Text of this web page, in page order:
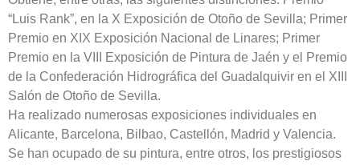
“Luis Rank”, en la X Exposición de Otoño de Sevilla; Primer
Premio en XIX Exposición Nacional de Linares; Primer
Premio en la VIII Exposición de Pintura de Jaén y el Premio
de la Confederación Hidrográfica del Guadalquivir en el XIII
Salón de Otoño de Sevilla.
Ha realizado numerosas exposiciones individuales en
Alicante, Barcelona, Bilbao, Castellón, Madrid y Valencia.
Se han ocupado de su pintura, entre otros, los prestigiosos